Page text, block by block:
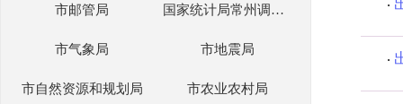
市邮管局 国家统计局常州调查队
市气象局 市地震局
市自然资源和规划局 市农业农村局